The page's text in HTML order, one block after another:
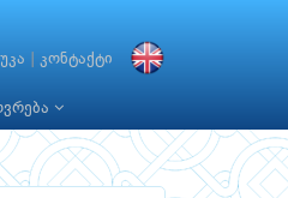
კონტაქტი